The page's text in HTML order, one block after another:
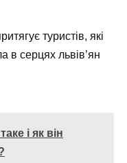
туристів, які
в серцях львів’ян
і як він